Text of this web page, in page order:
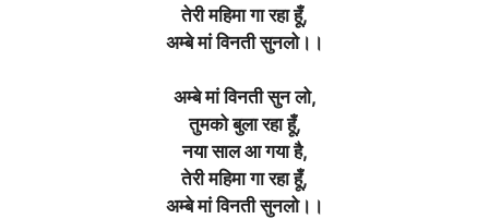
तेरी महिमा गा रहा हूँ,
अम्बे मां विनती सुनलो।।
अम्बे मां विनती सुन लो,
तुमको बुला रहा हूँ,
नया साल आ गया है,
तेरी महिमा गा रहा हूँ,
अम्बे मां विनती सुनलो।।